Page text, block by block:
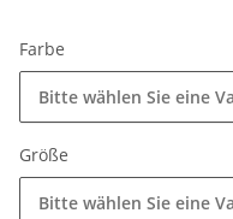
Farbe
Bitte wählen Sie eine
Größe
Bitte wählen Sie eine